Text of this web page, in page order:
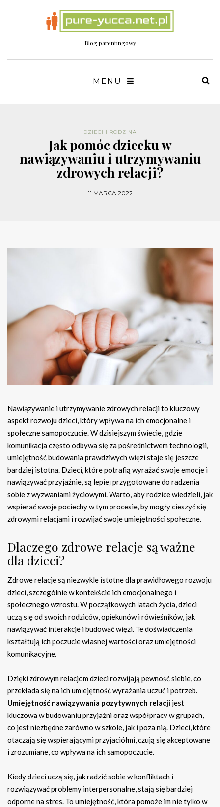
Blog parentingowy
MENU
DZIECI I RODZINA
Jak pomóc dziecku w
nawiązywaniu i utrzymywaniu
zdrowych relacji?
11 MARCA 2022
Nawiązywanie i utrzymywanie zdrowych relacji to kluczowy
aspekt rozwoju dzieci, który wpływa na ich emocjonalne i
społeczne samopoczucie. W dzisiejszym świecie, gdzie
komunikacja często odbywa się za pośrednictwem technologii,
umiejętność budowania prawdziwych więzi staje się jeszcze
bardziej istotna. Dzieci, które potrafią wyrażać swoje emocje i
nawiązywać przyjaźnie, są lepiej przygotowane do radzenia
sobie z wyzwaniami życiowymi. Warto, aby rodzice wiedzieli, jak
wspierać swoje pociechy w tym procesie, by mogły cieszyć się
zdrowymi relacjami i rozwijać swoje umiejętności społeczne.
Dlaczego zdrowe relacje są ważne
dla dzieci?
Zdrowe relacje są niezwykle istotne dla prawidłowego rozwoju
dzieci, szczególnie w kontekście ich emocjonalnego i
społecznego wzrostu. W początkowych latach życia, dzieci
uczą się od swoich rodziców, opiekunów i rówieśników, jak
nawiązywać interakcje i budować więzi. Te doświadczenia
kształtują ich poczucie własnej wartości oraz umiejętności
komunikacyjne.
Dzięki zdrowym relacjom dzieci rozwijają pewność siebie, co
przekłada się na ich umiejętność wyrażania uczuć i potrzeb.
Umiejętność nawiązywania pozytywnych relacji jest
kluczowa w budowaniu przyjaźni oraz współpracy w grupach,
co jest niezbędne zarówno w szkole, jak i poza nią. Dzieci, które
otaczają się wspierającymi przyjaciółmi, czują się akceptowane
i zrozumiane, co wpływa na ich samopoczucie.
Kiedy dzieci uczą się, jak radzić sobie w konfliktach i
rozwiązywać problemy interpersonalne, stają się bardziej
odporne na stres. To umiejętność, która pomoże im nie tylko w